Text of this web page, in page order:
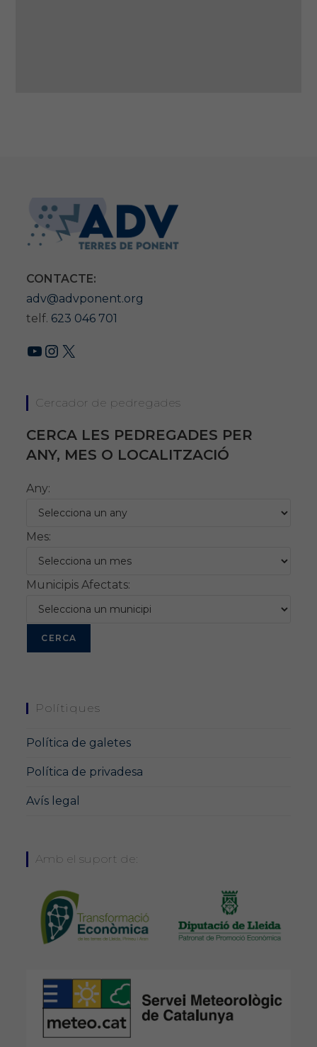
CONTACTE:
adv@advponent.org
telf. 623 046 701
YouTube
Instagram
X
Cercador de pedregades
CERCA LES PEDREGADES PER
ANY, MES O LOCALITZACIÓ
Any:
Mes:
Municipis Afectats:
Polítiques
Política de galetes
Política de privadesa
Avís legal
Amb el suport de: